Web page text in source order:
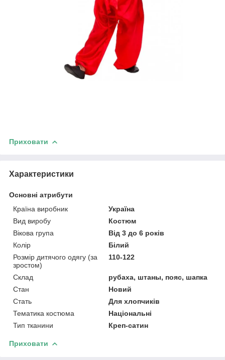
Приховати
Характеристики
Основні атрибути
Країна виробник
Україна
Вид виробу
Костюм
Вікова група
Від 3 до 6 років
Колір
Білий
Розмір дитячого одягу (за
зростом)
110-122
Склад
рубаха, штаны, пояс, шапка
Стан
Новий
Стать
Для хлопчиків
Тематика костюма
Національні
Тип тканини
Креп-сатин
Приховати